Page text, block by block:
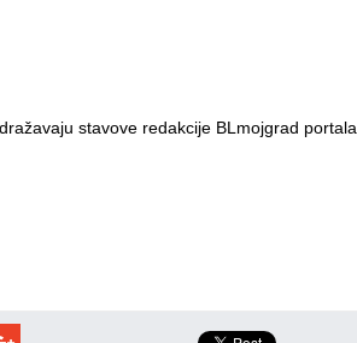
stavove redakcije BLmojgrad portala.